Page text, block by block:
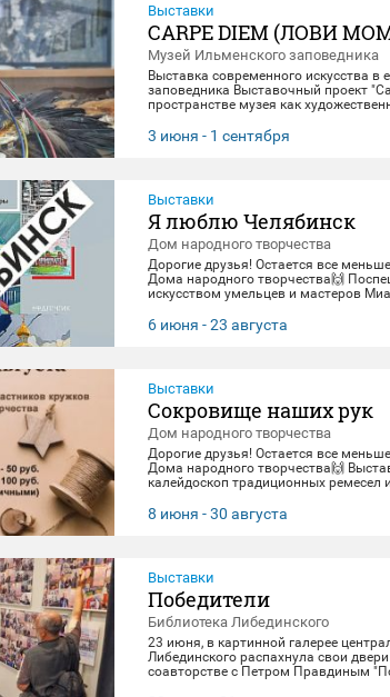
Выставки
CARPE DIEM (ЛОВИ
Музей Ильменского заповедника
Выставка современного искусства в
заповедника Выставочный проект
пространстве музея как
концептуального искусства,
"здесь и сейчас", чтобы заглянуть
3 июня - 1 сентября
Выставки
Я люблю Челябинск
Дом народного творчества
Дорогие друзья! Остается все
Дома народного творчества🙌
искусством умельцев и мастеров
декоративно-прикладного
6 июня - 23 августа
Выставки
Сокровище наших рук
Дом народного творчества
Дорогие друзья! Остается все
Дома народного творчества🙌
калейдоскоп традиционных ремесел
творчества. Посетить выставку
8 июня - 30 августа
Выставки
Победители
Библиотека Либединского
23 июня, в картинной галерее
Либединского распахнула свои
соавторстве с Петром Правдиным